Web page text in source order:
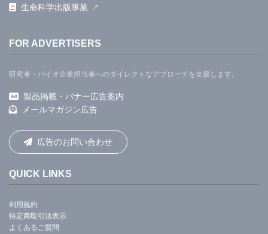
生命科学出版事業
FOR ADVERTISERS
研究者・バイオ企業担当者へのダイレクトなアプローチを支援します。
製品掲載・バナー広告案内
メールマガジン広告
広告のお問い合わせ
QUICK LINKS
利用規約
特定商取引法表示
よくあるご質問